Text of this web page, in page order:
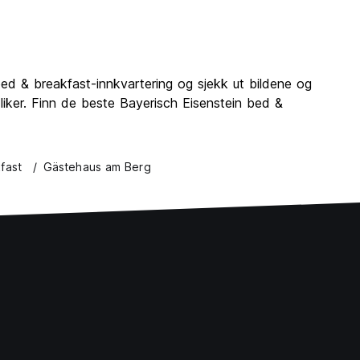
& breakfast-innkvartering og sjekk ut bildene og
Finn de beste Bayerisch Eisenstein bed &
Gästehaus am Berg